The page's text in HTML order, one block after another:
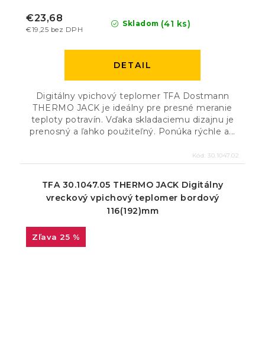
Skladom (41 ks)
€19,25 bez DPH
€23,68
DETAIL
Digitálny vpichový teplomer TFA Dostmann
THERMO JACK je ideálny pre presné meranie
teploty potravín. Vďaka skladaciemu dizajnu je
prenosný a ľahko použiteľný. Ponúka rýchle a...
Kód: 30.1047.02
TFA 30.1047.05 THERMO JACK Digitálny
vreckový vpichový teplomer bordový
116(192)mm
25 %